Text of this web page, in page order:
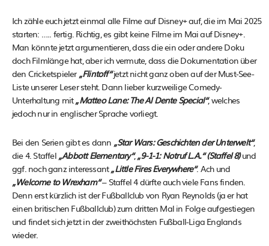
Ich zähle euch jetzt einmal alle Filme auf Disney+ auf, die im Mai 2025
starten: ….. fertig. Richtig, es gibt keine Filme im Mai auf Disney+.
Man könnte jetzt argumentieren, dass die ein oder andere Doku
doch Filmlänge hat, aber ich vermute, dass die Dokumentation über
den Cricketspieler „Flintoff“jetzt nicht ganz oben auf der Must-See-
Liste unserer Leser steht. Dann lieber kurzweilige Comedy-
Unterhaltung mit„Matteo Lane: The Al Dente Special“, welches
jedoch nur in englischer Sprache vorliegt.
Bei den Serien gibt es dann „Star Wars: Geschichten der Unterwelt“,
die 4. Staffel „Abbott Elementary“,„9-1-1: Notruf L.A.“ (Staffel 8)und
ggf. noch ganz interessant„Little Fires Everywhere“. Ach und
„Welcome to Wrexham“– Staffel 4 dürfte auch viele Fans finden.
Denn erst kürzlich ist der Fußballclub von Ryan Reynolds (ja er hat
einen britischen Fußballclub) zum dritten Mal in Folge aufgestiegen
und findet sich jetzt in der zweithöchsten Fußball-Liga Englands
wieder.